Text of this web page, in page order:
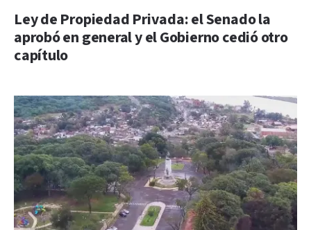
Ley de Propiedad Privada: el Senado la
aprobó en general y el Gobierno cedió otro
capítulo